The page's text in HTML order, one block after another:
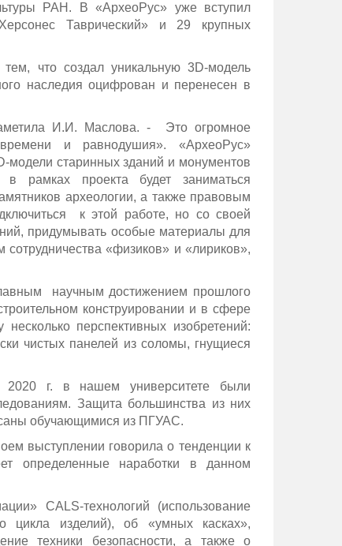
РАН. В «АрхеоРус» уже вступил
Таврический» и 29 крупных
тем, что создал уникальную 3D-модель
наследия оцифрован и перенесен в
И.И. Маслова. - Это огромное
и равнодушия». «АрхеоРус»
модели старинных зданий и монументов
рамках проекта будет заниматься
археологии, а также правовым
к этой работе, но со своей
придумывать особые материалы для
«физиков» и «лириков»,
научным достижением прошлого
конструировании и в сфере
перспективных изобретений:
чистых панелей из соломы, гнущиеся
г. в нашем университете были
Защита большинства из них
обучающимися из ПГУАС.
выступлении говорила о тенденции к
определенные наработки в данном
CALS-технологий (использование
цикла изделий), об «умных касках»,
техники безопасности, а также о